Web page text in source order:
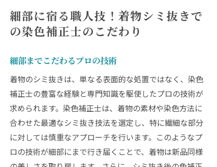
細部に宿る職人技！着物シミ抜きで
の染色補正士のこだわり
細部までこだわるプロの技術
着物のシミ抜きは、単なる表面的な処置ではなく、染色
補正士の豊富な経験と専門知識を駆使したプロの技術が
求められます。染色補正士は、着物の素材や染色方法に
合わせた最適なシミ抜き技法を選定し、特に繊細な部分
に対しては慎重なアプローチを行います。このようなプ
ロの技術が細部にまで行き届くことで、着物は新品同様